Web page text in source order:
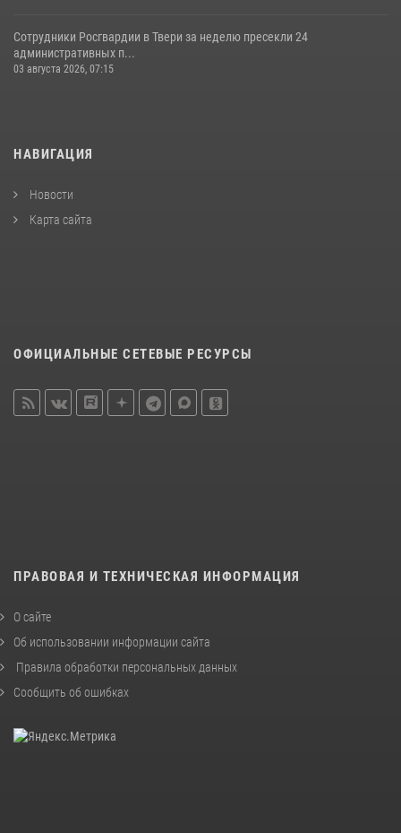
Сотрудники Росгвардии в Твери за неделю пресекли 24
административных п...
03 августа 2026, 07:15
НАВИГАЦИЯ
Новости
Карта сайта
ОФИЦИАЛЬНЫЕ СЕТЕВЫЕ РЕСУРСЫ
ПРАВОВАЯ И ТЕХНИЧЕСКАЯ ИНФОРМАЦИЯ
О сайте
Об использовании информации сайта
Правила обработки персональных данных
Сообщить об ошибках